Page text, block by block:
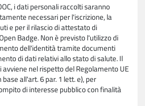
i dati personali raccolti saranno
necessari per l'iscrizione, la
e per il rilascio di attestato di
Badge. Non è previsto l'utilizzo di
dell'identità tramite documenti
di dati relativi allo stato di salute. Il
nel rispetto del Regolamento UE
base all'art. 6 par. 1 lett. e), per
di interesse pubblico con finalità